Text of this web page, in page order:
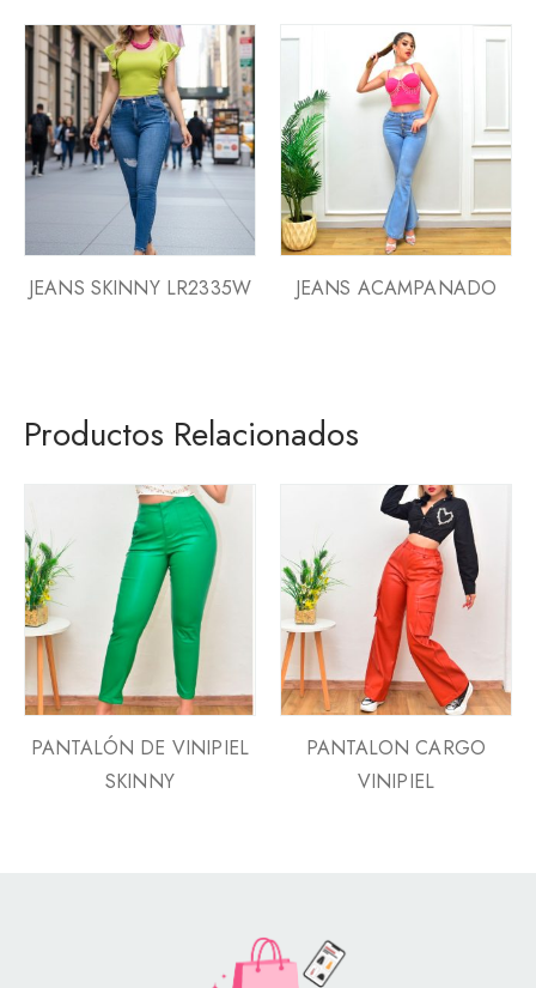
JEANS SKINNY LR2335W JEANS ACAMPANADO
Productos Relacionados
PANTALÓN DE VINIPIEL
SKINNY
PANTALON CARGO
VINIPIEL